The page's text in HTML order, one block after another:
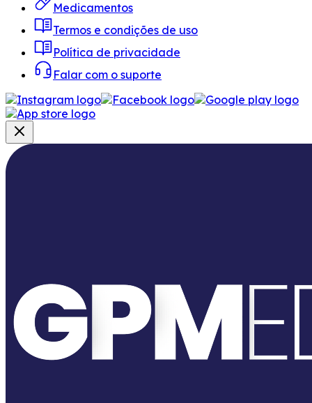
Medicamentos
Termos e condições de uso
Política de privacidade
Falar com o suporte